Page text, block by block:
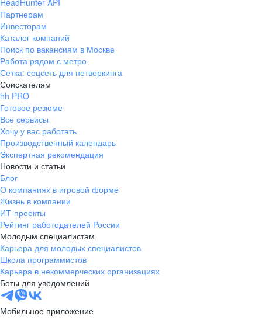
HeadHunter API
Партнерам
Инвесторам
Каталог компаний
Поиск по вакансиям в Москве
Работа рядом с метро
Сетка: соцсеть для нетворкинга
Соискателям
hh PRO
Готовое резюме
Все сервисы
Хочу у вас работать
Производственный календарь
Экспертная рекомендация
Новости и статьи
Блог
О компаниях в игровой форме
Жизнь в компании
ИТ-проекты
Рейтинг работодателей России
Молодым специалистам
Карьера для молодых специалистов
Школа программистов
Карьера в некоммерческих организациях
Боты для уведомлений
Мобильное приложение